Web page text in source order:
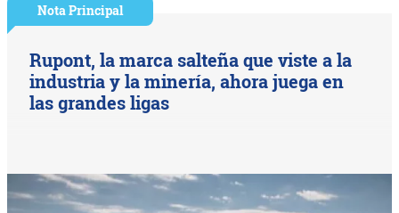
Nota Principal
Rupont, la marca salteña que viste a la
industria y la minería, ahora juega en
las grandes ligas